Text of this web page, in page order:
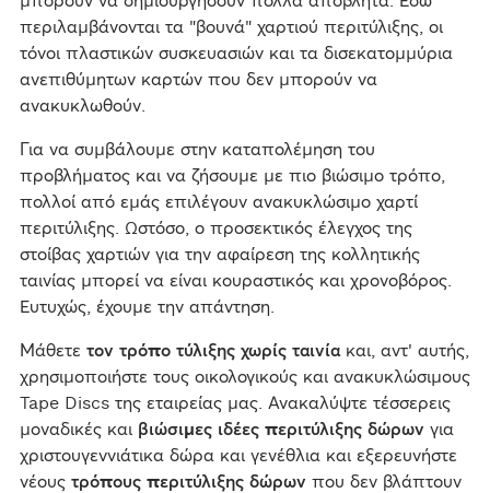
περιλαμβάνονται τα "βουνά" χαρτιού περιτύλιξης, οι
τόνοι πλαστικών συσκευασιών και τα δισεκατομμύρια
ανεπιθύμητων καρτών που δεν μπορούν να
ανακυκλωθούν.
Για να συμβάλουμε στην καταπολέμηση του
προβλήματος και να ζήσουμε με πιο βιώσιμο τρόπο,
πολλοί από εμάς επιλέγουν ανακυκλώσιμο χαρτί
περιτύλιξης. Ωστόσο, ο προσεκτικός έλεγχος της
στοίβας χαρτιών για την αφαίρεση της κολλητικής
ταινίας μπορεί να είναι κουραστικός και χρονοβόρος.
Ευτυχώς, έχουμε την απάντηση.
Μάθετε τον τρόπο τύλιξης χωρίς ταινίακαι, αντ' αυτής,
χρησιμοποιήστε τους οικολογικούς και ανακυκλώσιμους
Tape Discs της εταιρείας μας. Ανακαλύψτε τέσσερεις
μοναδικές και βιώσιμες ιδέες περιτύλιξης δώρων για
χριστουγεννιάτικα δώρα και γενέθλια και εξερευνήστε
νέουςτρόπους περιτύλιξης δώρων που δεν βλάπτουν